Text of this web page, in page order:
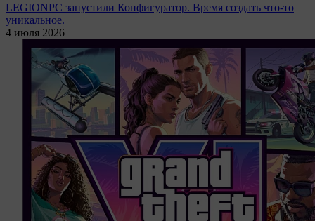
LEGIONPC запустили Конфигуратор. Время создать что-то
уникальное.
4 июля 2026